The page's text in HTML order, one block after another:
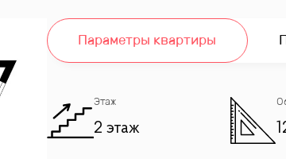
объемом 1300 литров с
мрамор, гранит и паркет, а мебель,
Параметры квартиры
Этаж
2 этаж